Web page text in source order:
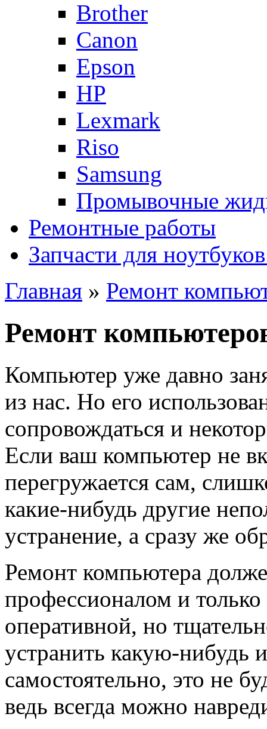
Brother
Canon
Epson
HP
Lexmark
Riso
Samsung
Промывочные
Ремонтные работы
Запчасти для
Главная » Ремонт
Ремонт
Компьютер уже давно
из нас. Но его
сопровождаться и
Если ваш компьютер не
перегружается сам,
какие-нибудь другие
устранение, а сразу же
Ремонт компьютера
профессионалом и
оперативной, но
устранить какую-нибудь
самостоятельно, это не
ведь всегда можно